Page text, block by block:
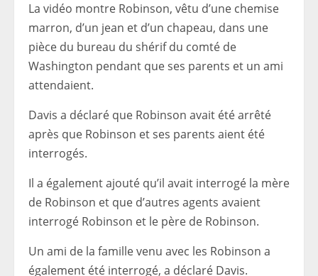
La vidéo montre Robinson, vêtu d’une chemise
marron, d’un jean et d’un chapeau, dans une
pièce du bureau du shérif du comté de
Washington pendant que ses parents et un ami
attendaient.
Davis a déclaré que Robinson avait été arrêté
après que Robinson et ses parents aient été
interrogés.
Il a également ajouté qu’il avait interrogé la mère
de Robinson et que d’autres agents avaient
interrogé Robinson et le père de Robinson.
Un ami de la famille venu avec les Robinson a
également été interrogé, a déclaré Davis.